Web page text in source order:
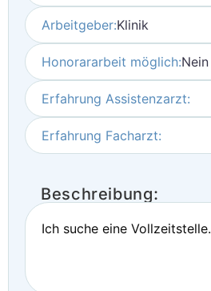
Arbeitgeber:Klinik
Honorararbeit möglich:Nein
Erfahrung Assistenzarzt:
Erfahrung Facharzt:
Beschreibung:
Ich suche eine Vollzeitstelle.